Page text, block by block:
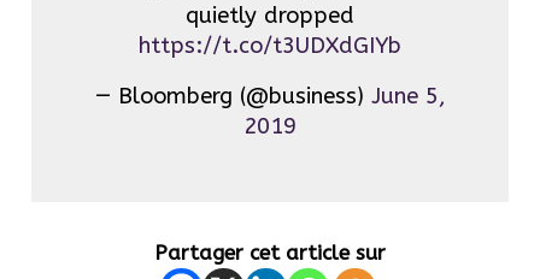
quietly dropped
https://t.co/t3UDXdGIYb
— Bloomberg (@business) June 5,
2019
Partager cet article sur